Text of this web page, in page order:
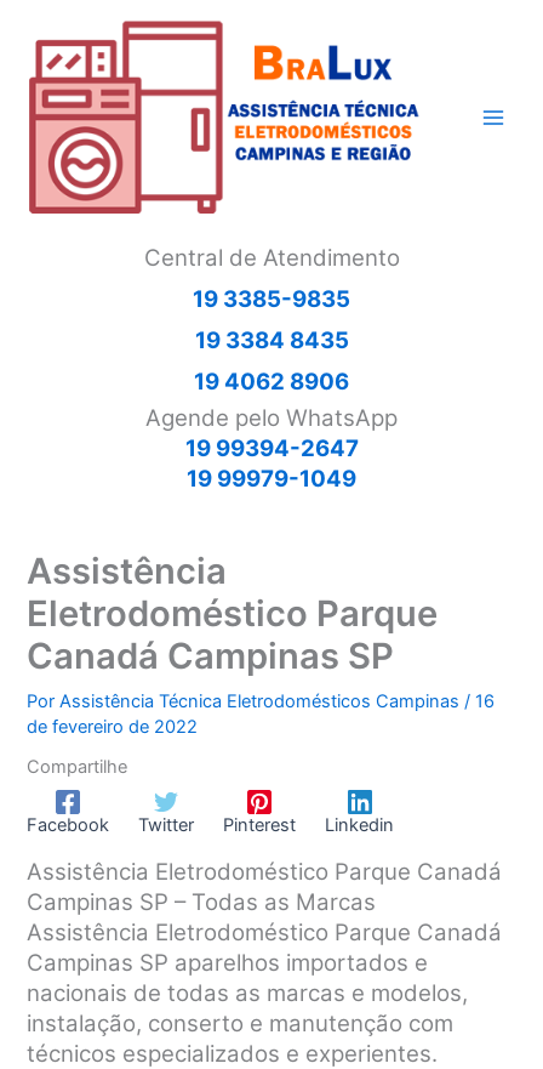
conteúdo
Central de Atendimento
19 3385-9835
19 3384 8435
19 4062 8906
Agende pelo WhatsApp
19 99394-2647
19 99979-1049
Assistência
Eletrodoméstico Parque
Canadá Campinas SP
PorAssistência Técnica Eletrodomésticos Campinas/16
de fevereiro de 2022
Compartilhe
Facebook Twitter Pinterest Linkedin
Assistência Eletrodoméstico Parque Canadá
Campinas SP – Todas as Marcas
Assistência Eletrodoméstico Parque Canadá
Campinas SP aparelhos importados e
nacionais de todas as marcas e modelos,
instalação, conserto e manutenção com
técnicos especializados e experientes.